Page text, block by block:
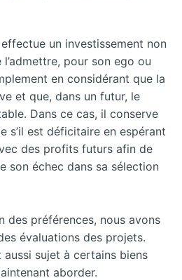
un investissement non
pour son ego ou
en considérant que la
et que, dans un futur, le
Dans ce cas, il conserve
s’il est déficitaire en espérant
des profits futurs afin de
son échec dans sa sélection
des préférences, nous avons
évaluations des projets.
aussi sujet à certains biens
aborder.